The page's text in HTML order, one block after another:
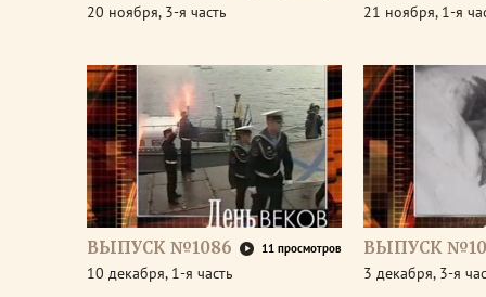
20 ноября, 3-я часть 21 ноября, 1-я
ВЫПУСК №1086 11 просмотров
10 декабря, 1-я часть
ВЫПУСК
3 декабря, 3-я